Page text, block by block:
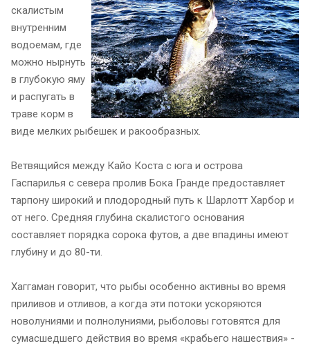
скалистым
внутренним
водоемам, где
можно нырнуть
в глубокую яму
и распугать в
траве корм в
виде мелких рыбешек и ракообразных.
Ветвящийся между Кайо Коста с юга и острова
Гаспарилья с севера пролив Бока Гранде предоставляет
тарпону широкий и плодородный путь к Шарлотт Харбор и
от него. Средняя глубина скалистого основания
составляет порядка сорока футов, а две впадины имеют
глубину и до 80-ти.
Хаггаман говорит, что рыбы особенно активны во время
приливов и отливов, а когда эти потоки ускоряются
новолуниями и полнолуниями, рыболовы готовятся для
сумасшедшего действия во время «крабьего нашествия» -